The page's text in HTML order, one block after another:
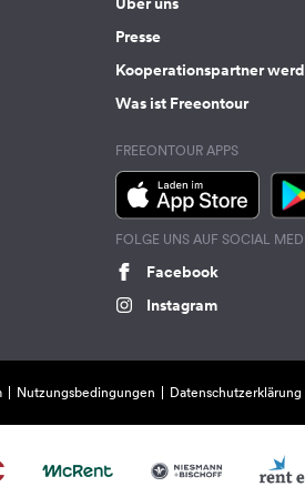
Presse
Kooperationspartner
Was ist Freeontour
FREEONTOUR APPS
FOLGE UNS AUF SOCIAL
Facebook
Instagram
Nutzungsbedingungen Datenschutzerklärung